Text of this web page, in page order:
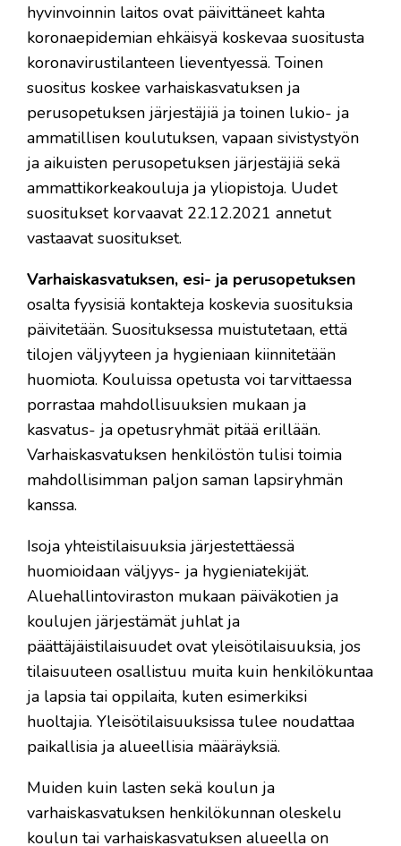
hyvinvoinnin laitos ovat päivittäneet kahta
koronaepidemian ehkäisyä koskevaa suositusta
koronavirustilanteen lieventyessä. Toinen
suositus koskee varhaiskasvatuksen ja
perusopetuksen järjestäjiä ja toinen lukio- ja
ammatillisen koulutuksen, vapaan sivistystyön
ja aikuisten perusopetuksen järjestäjiä sekä
ammattikorkeakouluja ja yliopistoja. Uudet
suositukset korvaavat 22.12.2021 annetut
vastaavat suositukset.
Varhaiskasvatuksen, esi- ja perusopetuksen
osalta fyysisiä kontakteja koskevia suosituksia
päivitetään. Suosituksessa muistutetaan, että
tilojen väljyyteen ja hygieniaan kiinnitetään
huomiota. Kouluissa opetusta voi tarvittaessa
porrastaa mahdollisuuksien mukaan ja
kasvatus- ja opetusryhmät pitää erillään.
Varhaiskasvatuksen henkilöstön tulisi toimia
mahdollisimman paljon saman lapsiryhmän
kanssa.
Isoja yhteistilaisuuksia järjestettäessä
huomioidaan väljyys- ja hygieniatekijät.
Aluehallintoviraston mukaan päiväkotien ja
koulujen järjestämät juhlat ja
päättäjäistilaisuudet ovat yleisötilaisuuksia, jos
tilaisuuteen osallistuu muita kuin henkilökuntaa
ja lapsia tai oppilaita, kuten esimerkiksi
huoltajia. Yleisötilaisuuksissa tulee noudattaa
paikallisia ja alueellisia määräyksiä.
Muiden kuin lasten sekä koulun ja
varhaiskasvatuksen henkilökunnan oleskelu
koulun tai varhaiskasvatuksen alueella on